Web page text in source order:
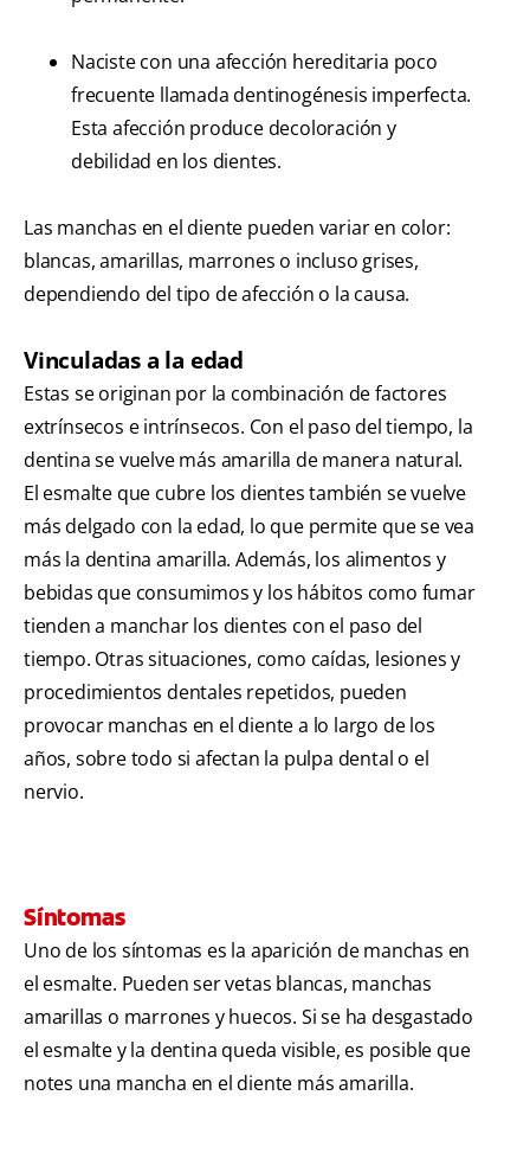
Naciste con una afección hereditaria poco
frecuente llamada dentinogénesis imperfecta.
Esta afección produce decoloración y
debilidad en los dientes.
Las manchas en el diente pueden variar en color:
blancas, amarillas, marrones o incluso grises,
dependiendo del tipo de afección o la causa.
Vinculadas a la edad
Estas se originan por la combinación de factores
extrínsecos e intrínsecos. Con el paso del tiempo, la
dentina se vuelve más amarilla de manera natural.
El esmalte que cubre los dientes también se vuelve
más delgado con la edad, lo que permite que se vea
más la dentina amarilla. Además, los alimentos y
bebidas que consumimos y los hábitos como fumar
tienden a manchar los dientes con el paso del
tiempo. Otras situaciones, como caídas, lesiones y
procedimientos dentales repetidos, pueden
provocar manchas en el diente a lo largo de los
años, sobre todo si afectan la pulpa dental o el
nervio.
Síntomas
Uno de los síntomas es la aparición de manchas en
el esmalte. Pueden ser vetas blancas, manchas
amarillas o marrones y huecos. Si se ha desgastado
el esmalte y la dentina queda visible, es posible que
notes una mancha en el diente más amarilla.